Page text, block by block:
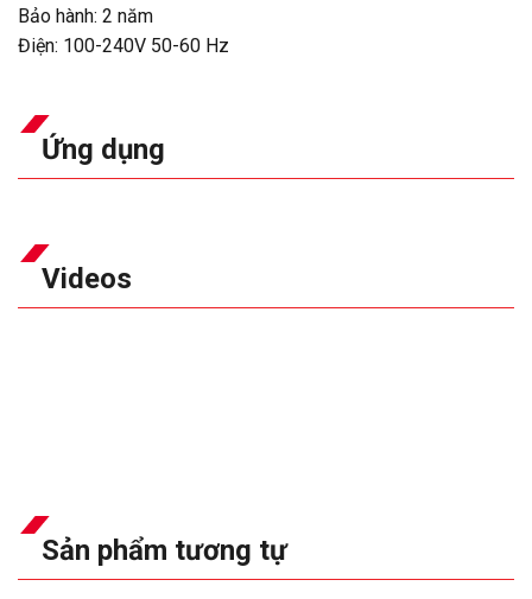
Bảo hành: 2 năm
Điện: 100-240V 50-60 Hz
Ứng dụng
Videos
Sản phẩm tương tự